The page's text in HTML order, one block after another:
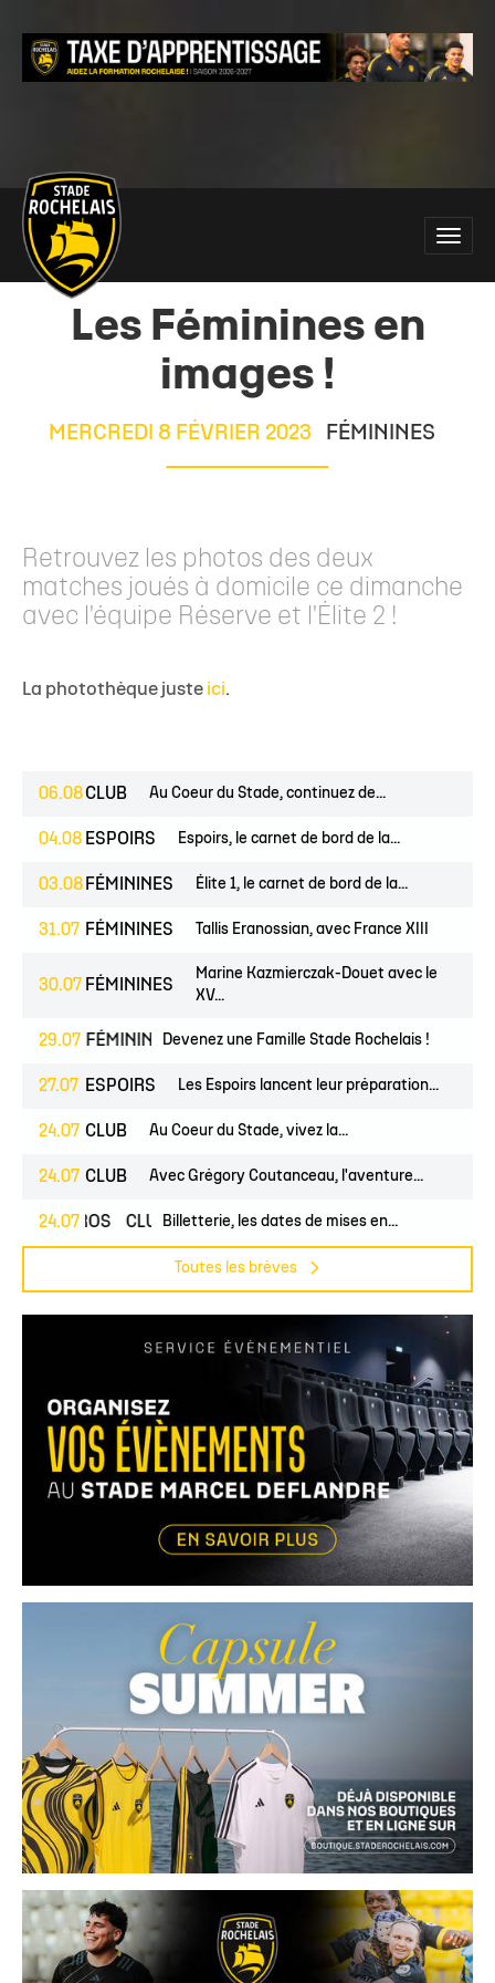
Main
site
navigation
Toggle
Les Féminines en
images !
MERCREDI 8 FÉVRIER 2023 FÉMININES
Retrouvez les photos des deux
matches joués à domicile ce dimanche
avec l'équipe Réserve et l'Élite 2 !
La photothèque juste ici.
06.08CLUB Au Coeur du Stade, continuez de...
04.08 ESPOIRS Espoirs, le carnet de bord de la...
03.08 FÉMININES Élite 1, le carnet de bord de la...
31.07 FÉMININES Tallis Eranossian, avec France XIII
30.07 FÉMININES
Marine Kazmierczak-Douet avec le
XV...
29.07FÉMININES CLUB
Devenez une Famille Stade Rochelais !
27.07 ESPOIRS Les Espoirs lancent leur préparation...
24.07 CLUB Au Coeur du Stade, vivez la...
24.07 CLUB Avec Grégory Coutanceau, l'aventure...
24.07
PROS CLUB Billetterie, les dates de mises en...
Toutes les brèves